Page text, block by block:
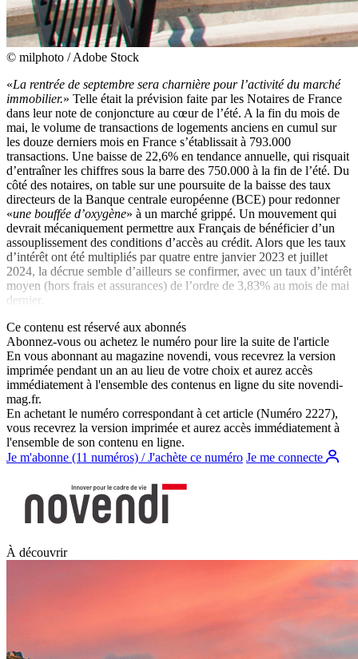
© milphoto / Adobe Stock
«La rentrée de septembre sera charnière pour l’activité du marché
immobilier.» Telle était la prévision faite par les Notaires de France
dans leur note de conjoncture au cœur de l’été. A la fin du mois de
mai, le volume de transactions de logements anciens en cumul sur
les douze derniers mois en France s’établissait à 793.000
transactions. Une baisse de 22,6% en tendance annuelle, qui risquait
d’entraîner les chiffres sous la barre des 750.000 à la fin de l’été. Du
côté des notaires, on table sur une poursuite de la baisse des taux
directeurs de la Banque centrale européenne (BCE) pour redonner
«une bouffée d’oxygène» à un marché grippé. Un mouvement qui
devrait mécaniquement permettre aux Français de bénéficier d’un
assouplissement des conditions d’accès au crédit. Alors que les taux
d’intérêt ont été multipliés par quatre entre janvier 2023 et juillet
2024, la décrue semble d’ailleurs se confirmer, avec un taux d’intérêt
moyen (hors frais et assurances) de l’ordre de 3,83% au mois de mai
dernier.
Ce contenu est réservé aux abonnés
Abonnez-vous ou achetez le numéro pour lire la suite de l'article
En vous abonnant au magazine novendi, vous recevrez la version
imprimée pendant un an au lieu de votre choix et aurez accès
immédiatement à l'ensemble des contenus en ligne du site novendi-
mag.fr.
En achetant le numéro correspondant à cet article (Numéro 2227),
vous recevrez la version imprimée et aurez accès immédiatement à
l'ensemble de son contenu en ligne.
Je m'abonne (11 numéros) / J'achète ce numéro Je me connecte
À découvrir